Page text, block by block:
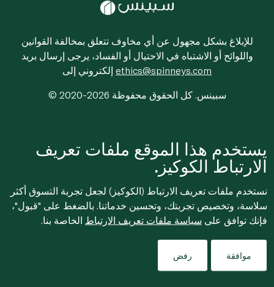
للإبلاغ بشكل مجهول عن أي مخاوف تتعلق بمخالفة القوانين
واللوائح أو الاشتباه في الاحتيال أو الفساد، يرجى إرسال بريد
ethics@spinneys.com
© 2020-2026 سبينس. كل الحقوق محفوظة
يستخدم هذا الموقع ملفات تعريف
الارتباط الكوكيز.
نستخدم ملفات تعريف الارتباط (الكوكيز) لجعل تجربة التسوق أكثر
سلاسة، وتخصيص تجربتك، وتحسين خدماتنا. بالضغط على "قبول"،
فإنك توافق على سياسة ملفات تعريف الارتباط الخاصة بنا.
موافقة رفض